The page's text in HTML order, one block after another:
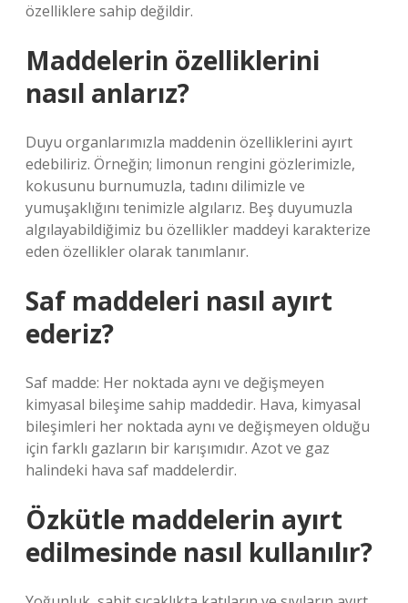
özelliklere sahip değildir.
Maddelerin özelliklerini
nasıl anlarız?
Duyu organlarımızla maddenin özelliklerini ayırt
edebiliriz. Örneğin; limonun rengini gözlerimizle,
kokusunu burnumuzla, tadını dilimizle ve
yumuşaklığını tenimizle algılarız. Beş duyumuzla
algılayabildiğimiz bu özellikler maddeyi karakterize
eden özellikler olarak tanımlanır.
Saf maddeleri nasıl ayırt
ederiz?
Saf madde: Her noktada aynı ve değişmeyen
kimyasal bileşime sahip maddedir. Hava, kimyasal
bileşimleri her noktada aynı ve değişmeyen olduğu
için farklı gazların bir karışımıdır. Azot ve gaz
halindeki hava saf maddelerdir.
Özkütle maddelerin ayırt
edilmesinde nasıl kullanılır?